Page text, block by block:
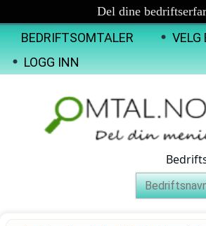
Del dine
BEDRIFTSOMTALER VELG
LOGG INN